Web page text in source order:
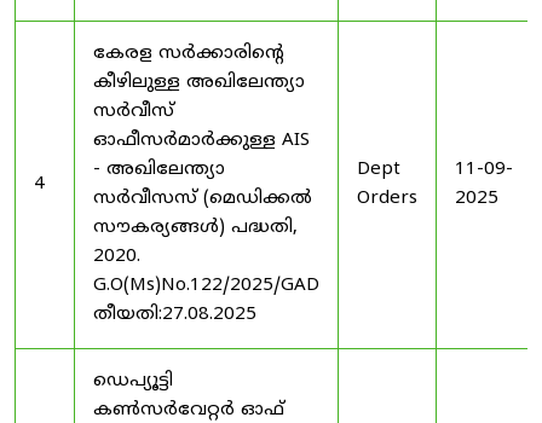
4
കേരള സർക്കാരിന്റെ
കീഴിലുള്ള അഖിലേന്ത്യാ
സർവീസ്
ഓഫീസർമാർക്കുള്ള AIS
- അഖിലേന്ത്യാ
സർവീസസ് (മെഡിക്കൽ
സൗകര്യങ്ങൾ) പദ്ധതി,
2020.
G.O(Ms)No.122/2025/GAD
തീയതി:27.08.2025
Dept
Orders
11-09-
2025
ഡെപ്യൂട്ടി
കൺസർവേറ്റർ ഓഫ്